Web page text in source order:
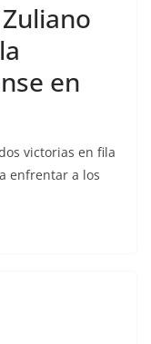
en
victorias en fila
enfrentar a los